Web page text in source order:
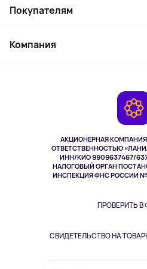
АКЦИОНЕРНАЯ
ОТВЕТСТВЕННОСТЬЮ
ИНН/КИО 9909637467/
НАЛОГОВЫЙ ОРГАН
ИНСПЕКЦИЯ ФНС РОССИИ №
ПРОВЕРИТЬ В
СВИДЕТЕЛЬСТВО НА
Ноутбуки, мониторы, VR
Косметика и уход
Здоровье питомцев
Одежда и аксессуары
Покупателям
Как заказать
Компания